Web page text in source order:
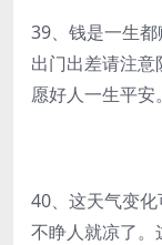
39、钱是一生都
出门出差请注意
愿好人一生平安。
40、这天气变
不睁人就凉了